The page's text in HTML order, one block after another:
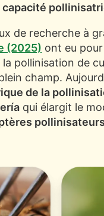
capacité
de recherche à
(2025) ont eu
pollinisation de
champ.
de la
qui élargit le